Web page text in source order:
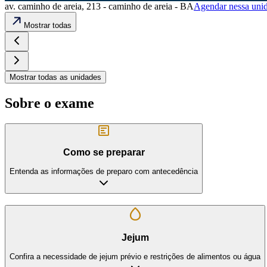
av. caminho de areia, 213 - caminho de areia - BAAgendar nessa
Mostrar todas
Mostrar todas as unidades
Sobre o exame
Como se preparar
Entenda as informações de preparo com antecedência
Jejum
Confira a necessidade de jejum prévio e restrições de alimentos ou água